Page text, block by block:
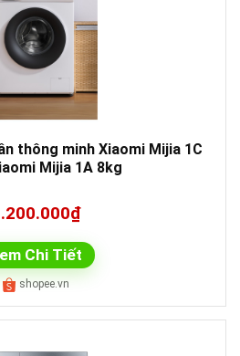
thông minh Xiaomi Mijia 1C
Mijia 1A 8kg
Chi Tiết
shopee.vn